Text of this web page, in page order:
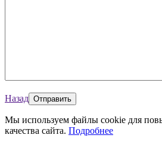
Назад
Мы используем файлы cookie для
качества сайта. Подробнее